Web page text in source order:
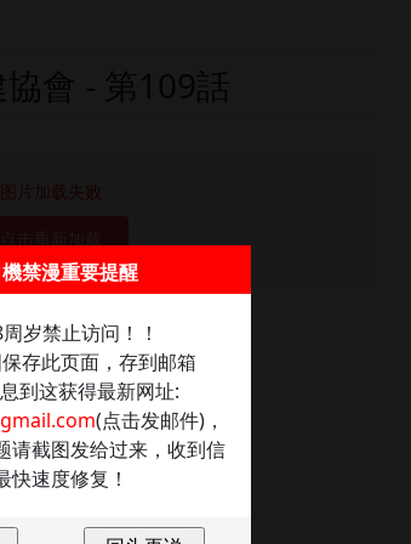
图片加载失败
禁漫重要提醒
岁禁止访问！！
存此页面，存到邮箱
到这获得最新网址:
(点击发邮件)，
请截图发给过来，收到信
快速度修复！